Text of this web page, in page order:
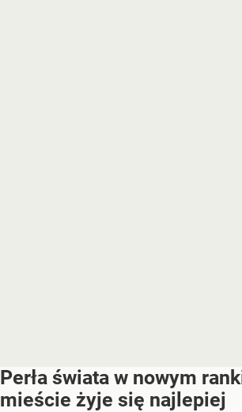
Perła świata w nowym
mieście żyje się najlepiej